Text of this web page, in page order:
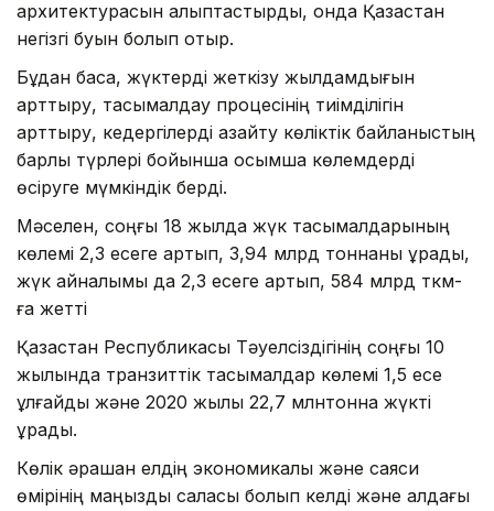
архитектурасын қалыптастырды, онда Қазақстан
негізгі буын болып отыр.
Бұдан басқа, жүктерді жеткізу жылдамдығын
арттыру, тасымалдау процесінің тиімділігін
арттыру, кедергілерді азайту көліктік байланыстың
барлық түрлері бойынша қосымша көлемдерді
өсіруге мүмкіндік берді.
Мәселен, соңғы 18 жылда жүк тасымалдарының
көлемі 2,3 есеге артып, 3,94 млрд тоннаны құрады,
жүк айналымы да 2,3 есеге артып, 584 млрд ткм-
ға жетті
Қазақстан Республикасы Тәуелсіздігінің соңғы 10
жылында транзиттік тасымалдар көлемі 1,5 есе
ұлғайды және 2020 жылы 22,7 млнтонна жүкті
құрады.
Көлік әрқашан елдің экономикалық және саяси
өмірінің маңызды саласы болып келді және алдағы